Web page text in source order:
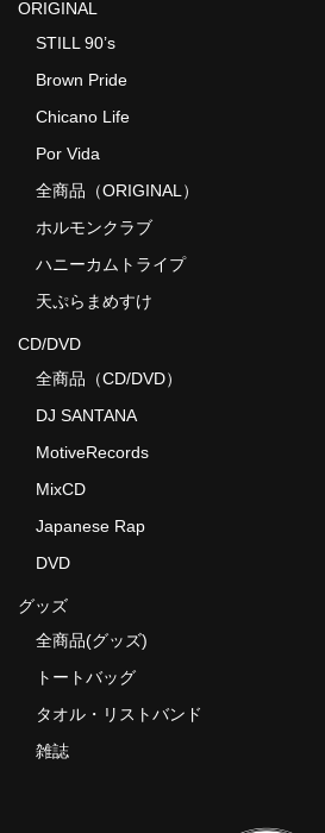
ORIGINAL
STILL 90’s
Brown Pride
Chicano Life
Por Vida
全商品（ORIGINAL）
ホルモンクラブ
ハニーカムトライプ
天ぷらまめすけ
CD/DVD
全商品（CD/DVD）
DJ SANTANA
MotiveRecords
MixCD
Japanese Rap
DVD
グッズ
全商品(グッズ)
トートバッグ
タオル・リストバンド
雑誌